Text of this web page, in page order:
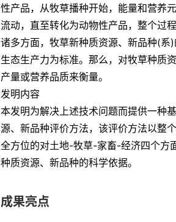
性产品，从牧草播种开始，能量和营养
流动，直至转化为动物性产品，整个过
诸多方面，牧草新种质资源、新品种(系)
生态生产力为标准。那么，对牧草种质
产量或营养品质来衡量。
发明内容
本发明为解决上述技术问题而提供一种
源、新品种评价方法，该评价方法以整
全方位的对土地-牧草-家畜-经济四个方
种质资源、新品种的科学依据。
成果亮点